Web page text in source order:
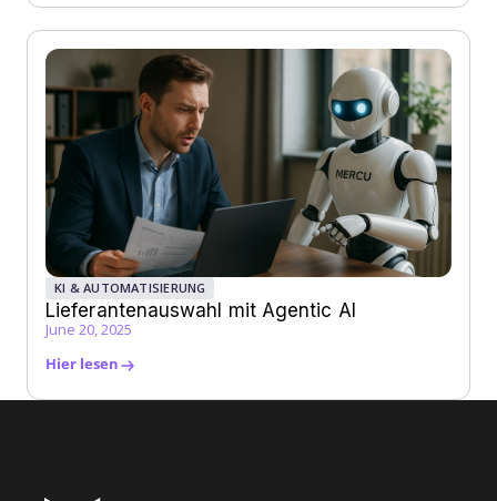
KI & AUTOMATISIERUNG
Lieferantenauswahl mit Agentic AI
June 20, 2025
Hier lesen